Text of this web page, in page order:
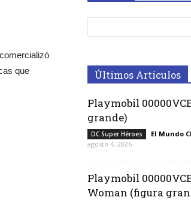
que
Últimos Artículos
Playmobil
grande)
DC Super Héroes El Mundo
agosto 4, 2026
Playmobil
Woman (figura